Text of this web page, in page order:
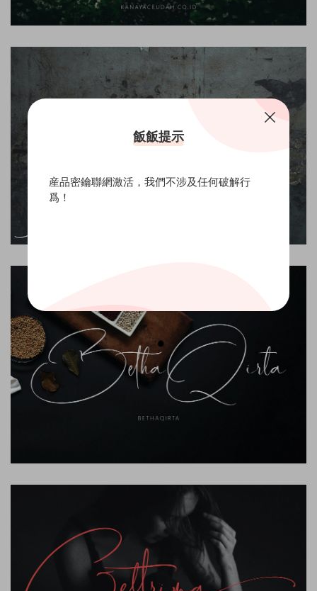
飯飯提示
産品密鑰聯網激活，我們不涉及任何破解行
爲！